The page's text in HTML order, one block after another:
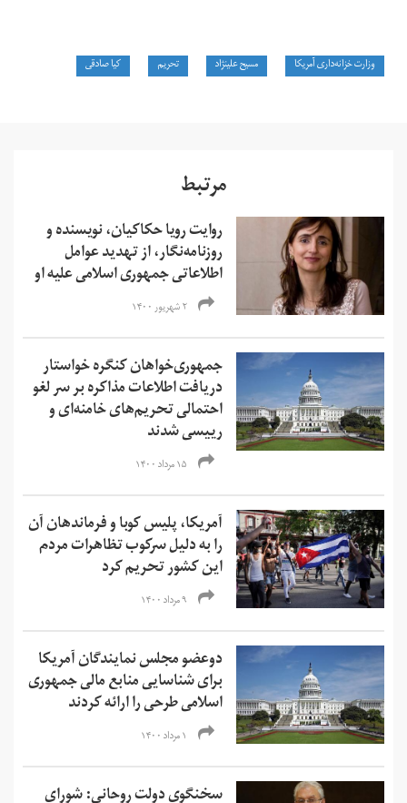
وزارت خزانه‌داری آمریکا مسیح علینژاد تحریم کیا صادقی
مرتبط
روایت رویا حکاکیان، نویسنده و
روزنامه‌نگار، از تهدید عوامل
اطلاعاتی جمهوری اسلامی علیه او
۲ شهریور ۱۴۰۰
جمهوری‌خواهان کنگره خواستار
دریافت اطلاعات مذاکره بر سر لغو
احتمالی تحریم‌های خامنه‌ای و
رییسی شدند
۱۵ مرداد ۱۴۰۰
آمریکا، پلیس کوبا و فرماندهان آن
را به دلیل سرکوب تظاهرات مردم
این کشور تحریم کرد
۹ مرداد ۱۴۰۰
دوعضو مجلس نمایندگان آمریکا
برای شناسایی منابع مالی جمهوری
اسلامی طرحی را ارائه کردند
۱ مرداد ۱۴۰۰